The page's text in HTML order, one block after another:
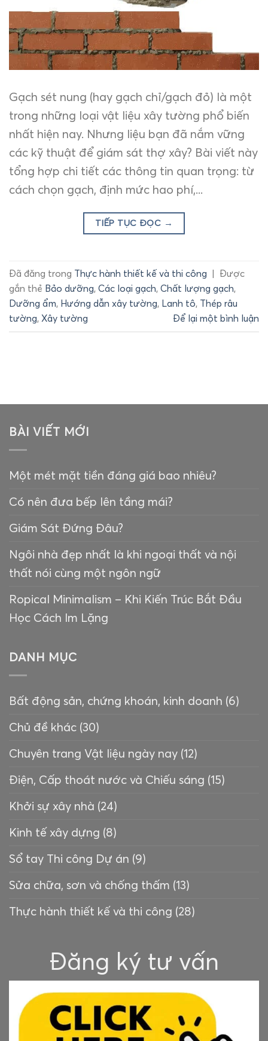
Gạch sét nung (hay gạch chỉ/gạch đỏ) là một
trong những loại vật liệu xây tường phổ biến
nhất hiện nay. Nhưng liệu bạn đã nắm vững
các kỹ thuật để giám sát thợ xây? Bài viết này
tổng hợp chi tiết các thông tin quan trọng: từ
cách chọn gạch, định mức hao phí,...
TIẾP TỤC ĐỌC →
Đã đăng trong Thực hành thiết kế và thi công | Được
gắn thẻ Bảo dưỡng, Các loại gạch, Chất lượng gạch,
Dưỡng ẩm, Hướng dẫn xây tường, Lanh tô, Thép râu
tường, Xây tường Để lại một bình luận
BÀI VIẾT MỚI
Một mét mặt tiền đáng giá bao nhiêu?
Có nên đưa bếp lên tầng mái?
Giám Sát Đứng Đâu?
Ngôi nhà đẹp nhất là khi ngoại thất và nội
thất nói cùng một ngôn ngữ
Ropical Minimalism – Khi Kiến Trúc Bắt Đầu
Học Cách Im Lặng
DANH MỤC
Bất động sản, chứng khoán, kinh doanh (6)
Chủ đề khác (30)
Chuyên trang Vật liệu ngày nay (12)
Điện, Cấp thoát nước và Chiếu sáng (15)
Khởi sự xây nhà (24)
Kinh tế xây dựng (8)
Sổ tay Thi công Dự án (9)
Sửa chữa, sơn và chống thấm (13)
Thực hành thiết kế và thi công (28)
Đăng ký tư vấn